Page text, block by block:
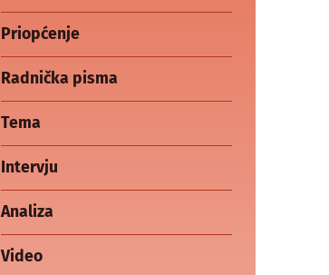
Priopćenje
Radnička pisma
Tema
Intervju
Analiza
Video